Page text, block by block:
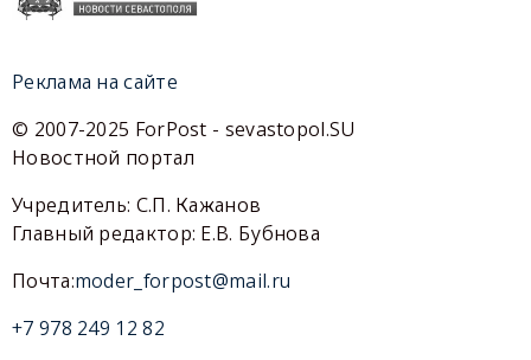
Реклама на сайте
© 2007-2025 ForPost - sevastopol.SU
Новостной портал
Учредитель: С.П. Кажанов
Главный редактор: Е.В. Бубнова
Почта:moder_forpost@mail.ru
+7 978 249 12 82